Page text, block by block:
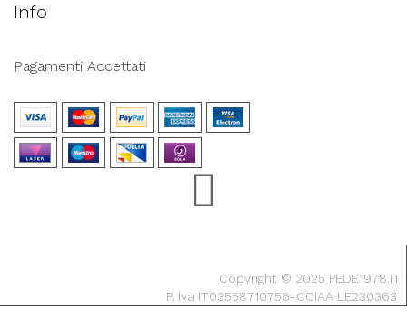
Info
Pagamenti Accettati
Copyright © 2025 PEDE1978.IT
P. Iva IT03558710756-CCIAA LE230363